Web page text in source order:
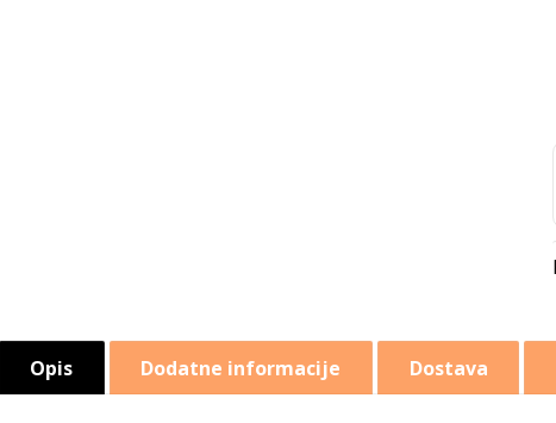
Opis Dodatne informacije Dostava